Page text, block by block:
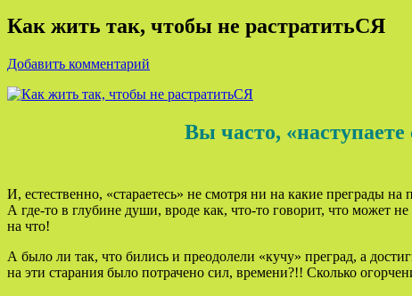
Как жить так, чтобы не растратитьСЯ
Добавить комментарий
Вы часто,
И, естественно, «стараетесь» не смотря ни на какие преграды
А где-то в глубине души, вроде как, что-то говорит, что может
на что!
А было ли так, что бились и преодолели «кучу» преград, а
на эти старания было потрачено сил, времени?!! Сколько